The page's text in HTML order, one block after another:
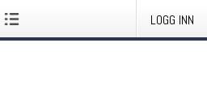
LOGG INN